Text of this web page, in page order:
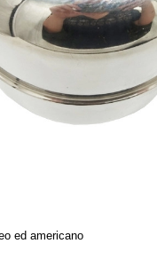
ed americano